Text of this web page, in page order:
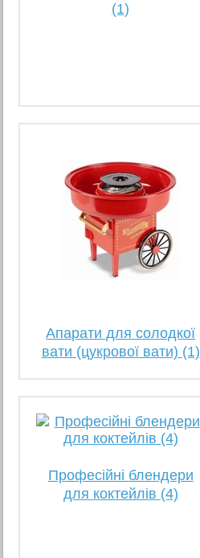
(1)
Апарати для солодкої
вати (цукрової вати) (1)
Професійні блендери
для коктейлів (4)